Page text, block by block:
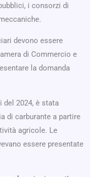
i consorzi di
devono essere
di Commercio e
la domanda
del 2024, è stata
di carburante a partire
agricole. Le
essere presentate